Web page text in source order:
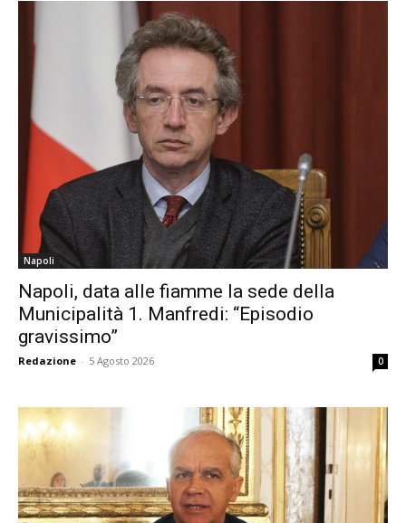
Napoli
Napoli, data alle fiamme la sede della
Municipalità 1. Manfredi: “Episodio
gravissimo”
Redazione - 5 Agosto 2026 0